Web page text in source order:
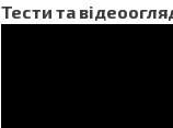
Тести та